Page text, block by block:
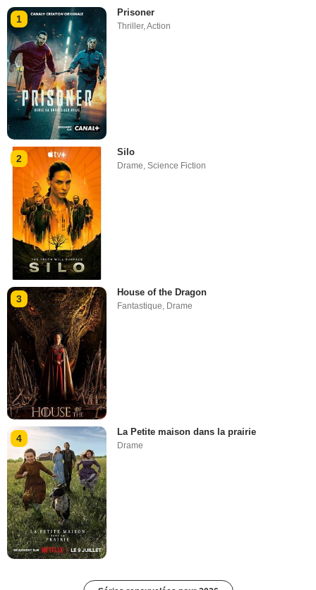
1
Prisoner
Thriller,Action
2
Silo
Drame,Science Fiction
3
House of the Dragon
Fantastique Drame
4
La Petite maison dans la prairie
Drame